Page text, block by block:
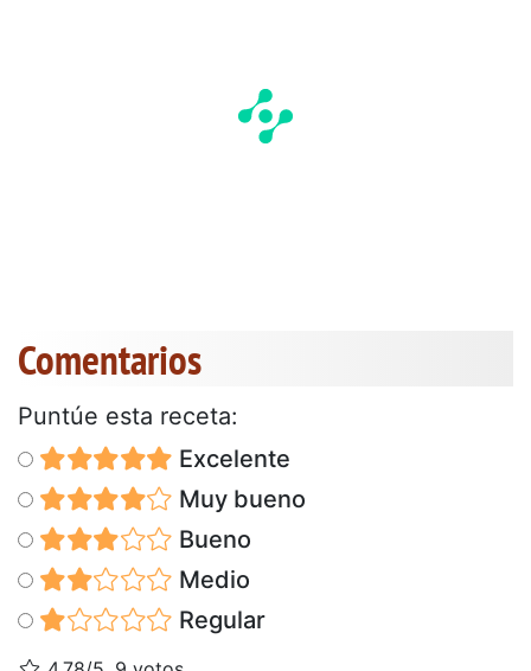
Comentarios
Puntúe esta receta:
Excelente
Muy bueno
Bueno
Medio
Regular